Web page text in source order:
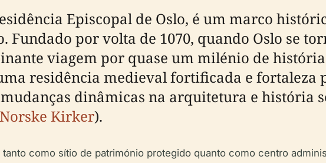
Episcopal de Oslo, é um marco
Fundado por volta de 1070, quando Oslo se
viagem por quase um milénio de
residência medieval fortificada e fortaleza
dinâmicas na arquitetura e história
Norske Kirker).
como sítio de património protegido quanto como centro